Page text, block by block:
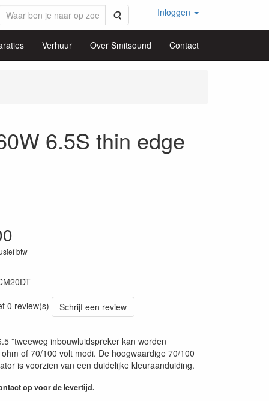
Zoeken Inloggen
Verhuur Over Smitsound Contact
6.5S thin edge
btw
0 review(s)
Schrijf een review
”tweeweg inbouwluidspreker kan worden
of 70/100 volt modi. De hoogwaardige 70/100
is voorzien van een duidelijke kleuraanduiding.
op voor de levertijd.